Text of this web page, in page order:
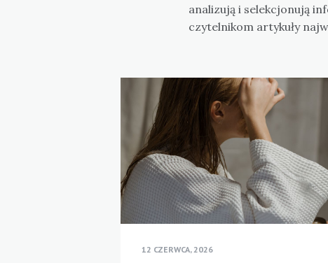
analizują i selekcjonują
czytelnikom artykuły
12 CZERWCA, 2026